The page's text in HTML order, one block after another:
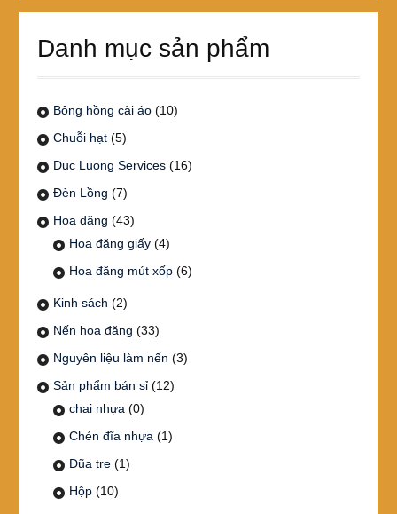
Danh mục sản phẩm
Bông hồng cài áo (10)
Chuỗi hạt (5)
Duc Luong Services (16)
Đèn Lồng (7)
Hoa đăng (43)
Hoa đăng giấy (4)
Hoa đăng mút xốp (6)
Kinh sách (2)
Nến hoa đăng (33)
Nguyên liệu làm nến (3)
Sản phẩm bán sỉ (12)
chai nhựa (0)
Chén đĩa nhựa (1)
Đũa tre (1)
Hộp (10)